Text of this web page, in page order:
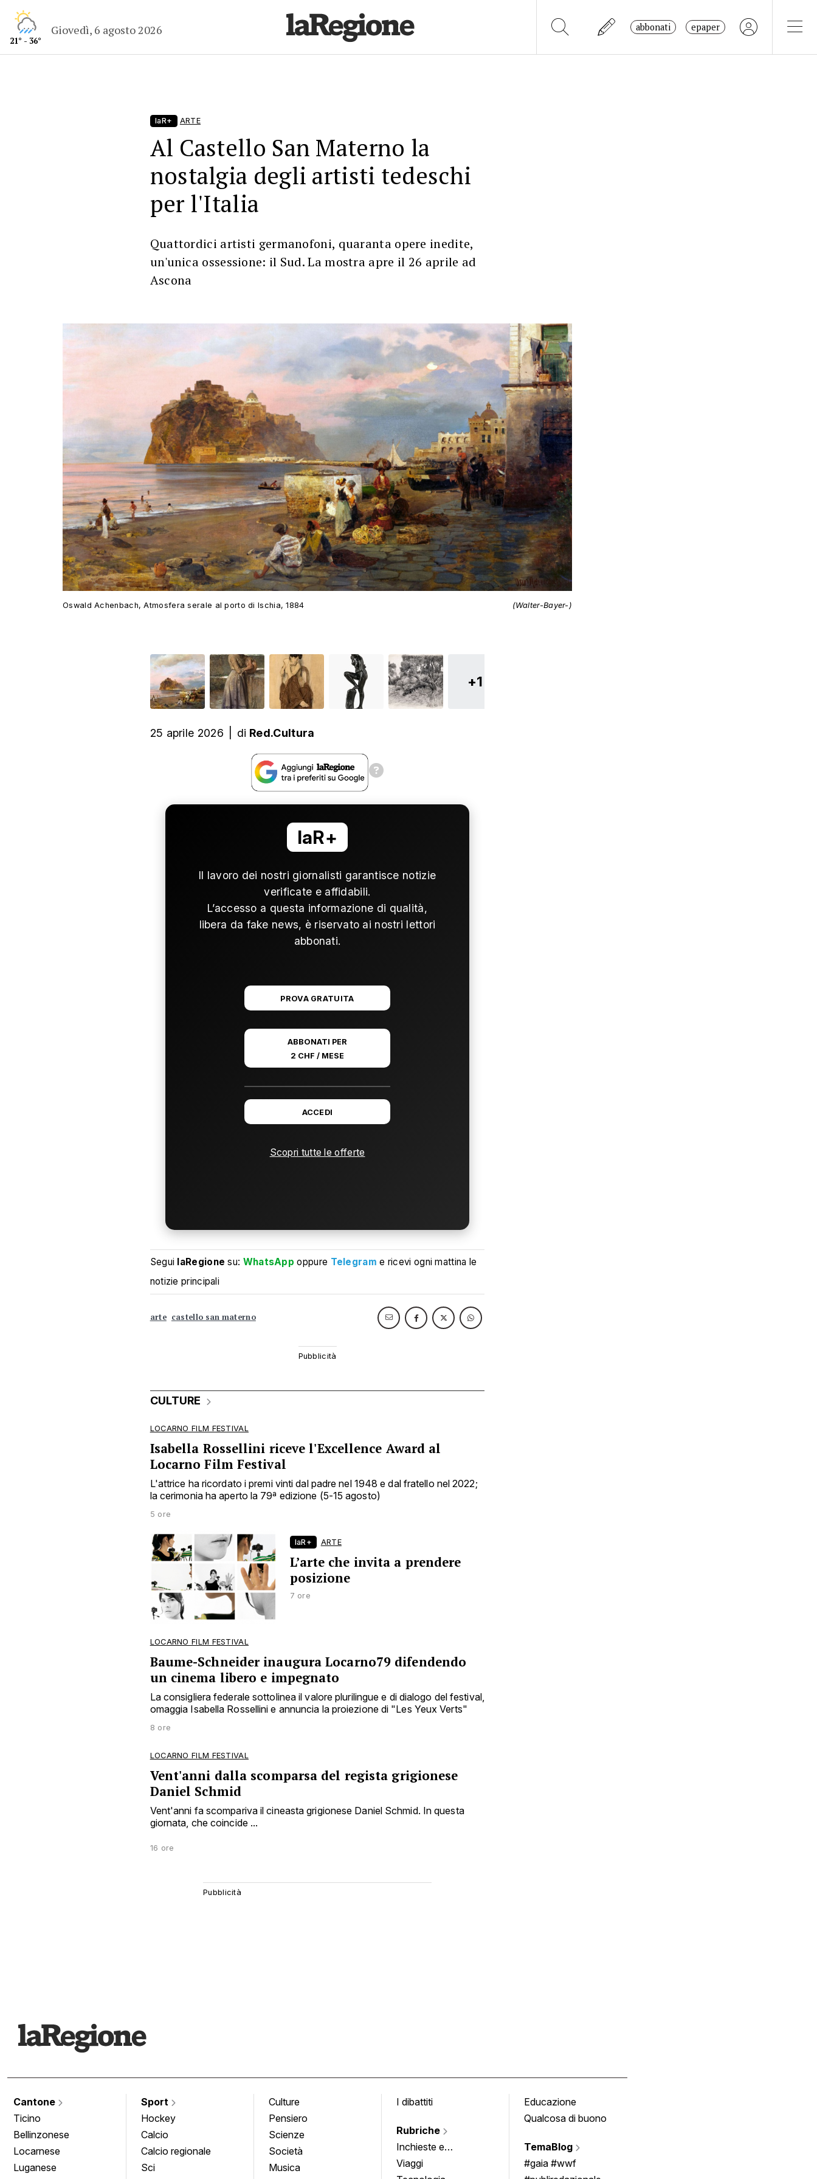
21° - 36°
Giovedì, 6 agosto 2026 abbonati epaper
laR+ ARTE
Al Castello San Materno la
nostalgia degli artisti tedeschi
per l'Italia
Quattordici artisti germanofoni, quaranta opere inedite,
un'unica ossessione: il Sud. La mostra apre il 26 aprile ad
Ascona
Oswald Achenbach, Atmosfera serale al porto di Ischia, 1884 (Walter-Bayer-)
+1
25 aprile 2026 di Red.Cultura
laR+
Il lavoro dei nostri giornalisti garantisce notizie
verificate e affidabili.
L’accesso a questa informazione di qualità,
libera da fake news, è riservato ai nostri lettori
abbonati.
PROVA GRATUITA
ABBONATI PER
2 CHF / MESE
ACCEDI
Scopri tutte le offerte
Segui laRegione su: WhatsApp oppure Telegram e ricevi ogni mattina le
notizie principali
arte castello san materno
CULTURE
LOCARNO FILM FESTIVAL
Isabella Rossellini riceve l'Excellence Award al
Locarno Film Festival
L'attrice ha ricordato i premi vinti dal padre nel 1948 e dal fratello nel 2022;
la cerimonia ha aperto la 79ª edizione (5-15 agosto)
5 ore
laR+ ARTE
L’arte che invita a prendere
posizione
7 ore
LOCARNO FILM FESTIVAL
Baume-Schneider inaugura Locarno79 difendendo
un cinema libero e impegnato
La consigliera federale sottolinea il valore plurilingue e di dialogo del festival,
omaggia Isabella Rossellini e annuncia la proiezione di "Les Yeux Verts"
8 ore
LOCARNO FILM FESTIVAL
Vent'anni dalla scomparsa del regista grigionese
Daniel Schmid
Vent'anni fa scompariva il cineasta grigionese Daniel Schmid. In questa
giornata, che coincide ...
16 ore
Cantone
Ticino
Bellinzonese
Locarnese
Luganese
Sport
Hockey
Calcio
Calcio regionale
Sci
Culture
Pensiero
Scienze
Società
Musica
I dibattiti
Rubriche
Inchieste e
approfondimenti
Viaggi
Educazione
Qualcosa di buono
TemaBlog
#gaia #wwf